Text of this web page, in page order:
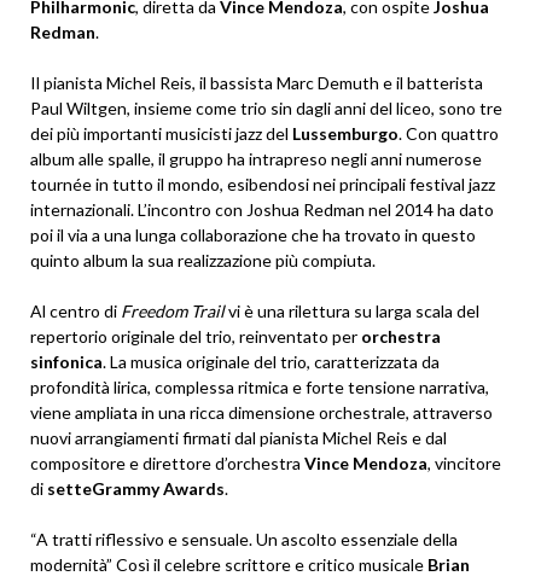
Philharmonic, diretta da Vince Mendoza, con ospiteJoshua
Redman.
Il pianista Michel Reis, il bassista Marc Demuth e il batterista
Paul Wiltgen, insieme come trio sin dagli anni del liceo, sono tre
dei più importanti musicisti jazz del Lussemburgo. Con quattro
album alle spalle, il gruppo ha intrapreso negli anni numerose
tournée in tutto il mondo, esibendosi nei principali festival jazz
internazionali. L’incontro con Joshua Redman nel 2014 ha dato
poi il via a una lunga collaborazione che ha trovato in questo
quinto album la sua realizzazione più compiuta.
Al centro di Freedom Trailvi è una rilettura su larga scala del
repertorio originale del trio, reinventato per orchestra
sinfonica. La musica originale del trio, caratterizzata da
profondità lirica, complessa ritmica e forte tensione narrativa,
viene ampliata in una ricca dimensione orchestrale, attraverso
nuovi arrangiamenti firmati dal pianista Michel Reis e dal
compositore e direttore d’orchestra Vince Mendoza, vincitore
di setteGrammy Awards.
“A tratti riflessivo e sensuale. Un ascolto essenziale della
modernità” Così il celebre scrittore e critico musicale Brian